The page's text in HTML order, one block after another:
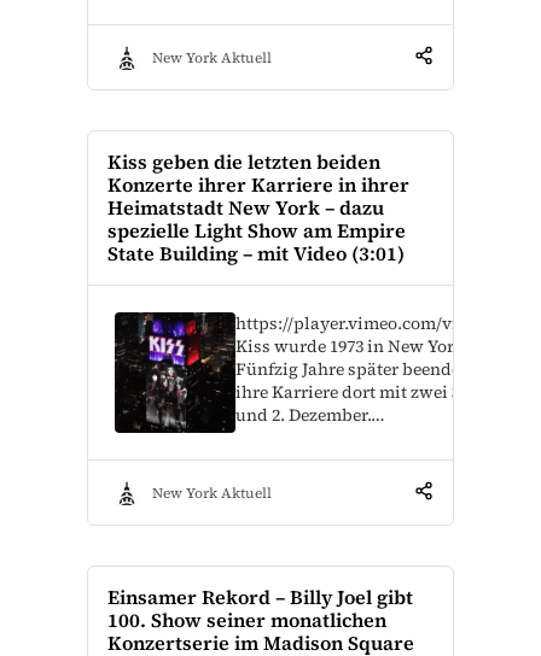
New York Aktuell
Kiss geben die letzten beiden
Konzerte ihrer Karriere in ihrer
Heimatstadt New York – dazu
spezielle Light Show am Empire
State Building – mit Video (3:01)
https://player.vimeo.com/video/
Kiss wurde 1973 in New York
Fünfzig Jahre später beenden die
ihre Karriere dort mit zwei Shows am
und 2. Dezember.…
New York Aktuell
Einsamer Rekord – Billy Joel gibt
100. Show seiner monatlichen
Konzertserie im Madison Square